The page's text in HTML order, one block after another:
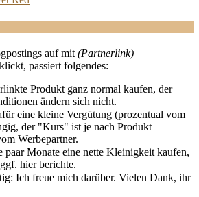
auf mit (Partnerlink)
passiert folgendes:
Produkt ganz normal kaufen, der
ändern sich nicht.
eine kleine Vergütung (prozentual vom
der "Kurs" ist je nach Produkt
Werbepartner.
paar Monate eine nette Kleinigkeit kaufen,
hier berichte.
Ich freue mich darüber. Vielen Dank, ihr